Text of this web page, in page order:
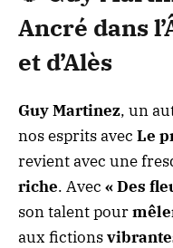
Ancré dans
et d’Alès
Guy Martinez, un
nos esprits avec Le
revient avec une
riche. Avec « Des
son talent pour
aux fictions